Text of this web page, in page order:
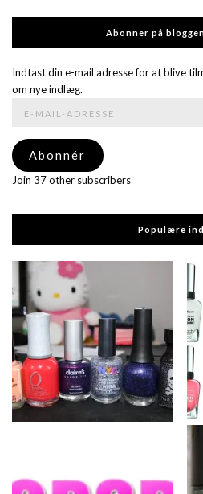
Abonner på
Indtast din e-mail adresse for at blive
om nye indlæg.
adresse
Abonnér
Join 37 other subscribers
Populære